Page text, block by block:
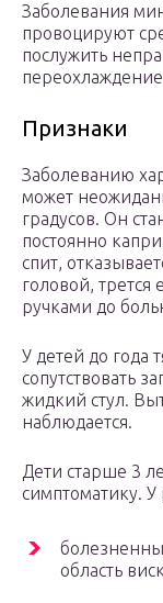
Заболевания
провоцируют
послужить
Признаки
Заболеванию
может
градусов. Он
постоянно
спит,
головой, трется
ручками до
У детей до года
сопутствовать
жидкий стул.
наблюдается.
Дети старше 3
симптоматику.
область